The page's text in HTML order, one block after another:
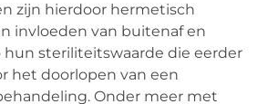
zijn hierdoor hermetisch
invloeden van buitenaf en
hun steriliteitswaarde die eerder
het doorlopen van een
Onder meer met